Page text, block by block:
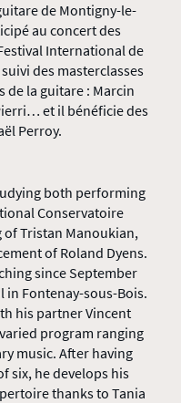
de Montigny-le-
au concert des
International de
des masterclasses
de la guitare : Marcin
et il bénéficie des
Perroy.
both performing
Conservatoire
of Tristan Manoukian,
of Roland Dyens.
since September
in Fontenay-sous-Bois.
his partner Vincent
program ranging
music. After having
six, he develops his
thanks to Tania